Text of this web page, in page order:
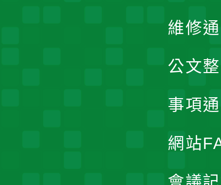
維修
公文
事項
網站